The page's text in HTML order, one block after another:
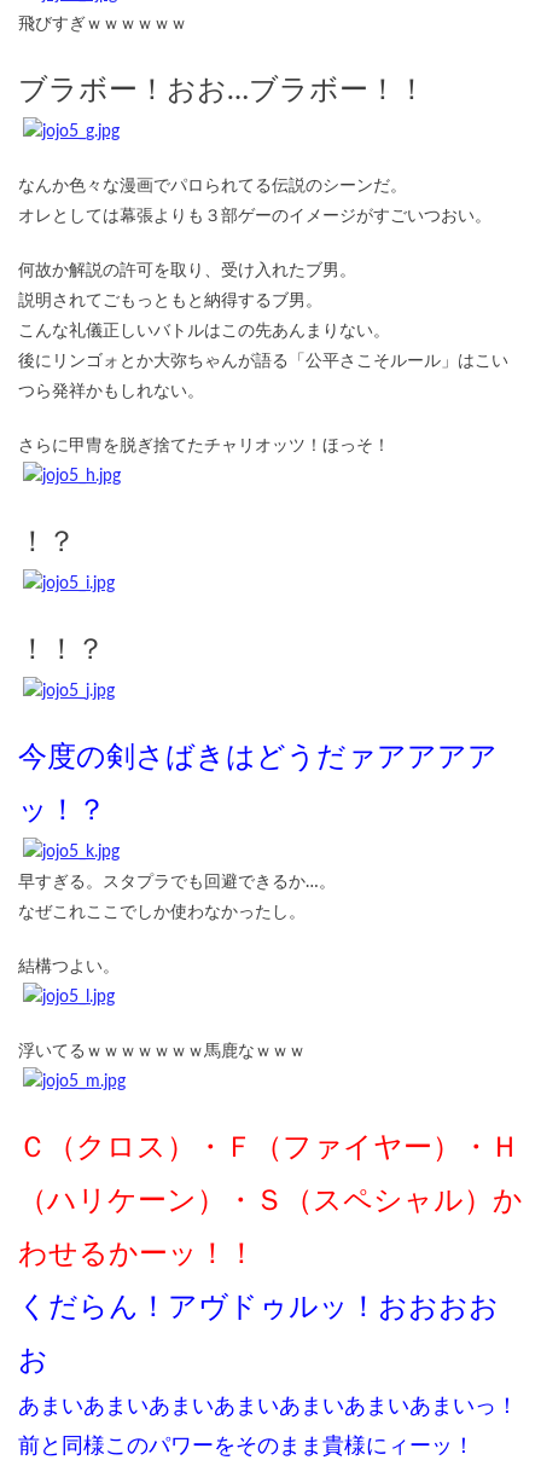
飛びすぎｗｗｗｗｗｗ
ブラボー！おお…ブラボー！！
なんか色々な漫画でパロられてる伝説のシーンだ。
オレとしては幕張よりも３部ゲーのイメージがすごいつおい。
何故か解説の許可を取り、受け入れたブ男。
説明されてごもっともと納得するブ男。
こんな礼儀正しいバトルはこの先あんまりない。
後にリンゴォとか大弥ちゃんが語る「公平さこそルール」はこい
つら発祥かもしれない。
さらに甲冑を脱ぎ捨てたチャリオッツ！ほっそ！
！？
！！？
今度の剣さばきはどうだァアアアア
ッ！？
早すぎる。スタプラでも回避できるか…。
なぜこれここでしか使わなかったし。
結構つよい。
浮いてるｗｗｗｗｗｗｗ馬鹿なｗｗｗ
Ｃ（クロス）・Ｆ（ファイヤー）・Ｈ
（ハリケーン）・Ｓ（スペシャル）か
わせるかーッ！！
くだらん！アヴドゥルッ！おおおお
お
あまいあまいあまいあまいあまいあまいあまいっ！
前と同様このパワーをそのまま貴様にィーッ！